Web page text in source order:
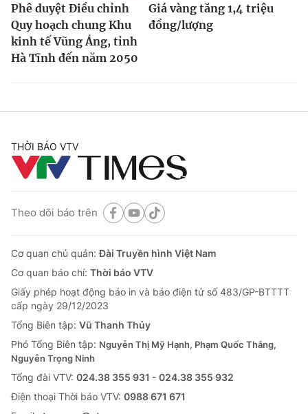
Phê duyệt Điều chỉnh
Quy hoạch chung Khu
kinh tế Vũng Áng, tỉnh
Hà Tĩnh đến năm 2050
Giá vàng tăng 1,4 triệu
đồng/lượng
THỜI BÁO VTV
Theo dõi báo trên
Cơ quan chủ quản:Đài Truyền hình Việt Nam
Cơ quan báo chí: Thời báo VTV
Giấy phép hoạt động báo in và báo điện tử số 483/GP-BTTTT
cấp ngày 29/12/2023
Tổng Biên tập: Vũ Thanh Thủy
Phó Tổng Biên tập: Nguyễn Thị Mỹ Hạnh, Phạm Quốc Thắng,
Nguyễn Trọng Ninh
Tổng đài VTV: 024.38 355 931 - 024.38 355 932
Ðiện thoại Thời báo VTV: 0988 671 671